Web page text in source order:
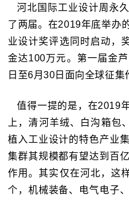
河北国际工业设计周永
了两届。 在2019年底举办
业设计奖评选同时启动，
金达100万元。 第一届金
日至6月30日面向全球征集
值得一提的是，在2019
上，清河羊绒、白沟箱包
植入工业设计的特色产业
集群其规模都有望达到百
作用。其实仅在河北，这
个，机械装备、电气电子